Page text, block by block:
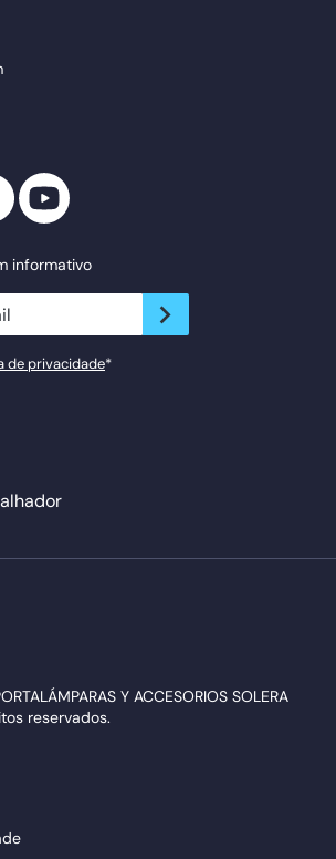
informativo
de privacidade*
Y ACCESORIOS SOLERA
reservados.